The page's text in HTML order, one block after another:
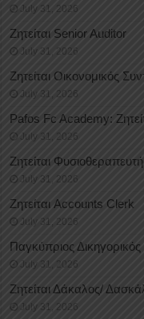
July 31, 2026
Ζητείται Senior Auditor
July 31, 2026
Ζητείται Οικονομικός
July 31, 2026
Pafos Fc Academy:
July 31, 2026
Ζητείται
July 31, 2026
Ζητείται Accounts Clerk
July 31, 2026
Παγκύπριος
July 31, 2026
Ζητείται Δάκαλος/
July 31, 2026